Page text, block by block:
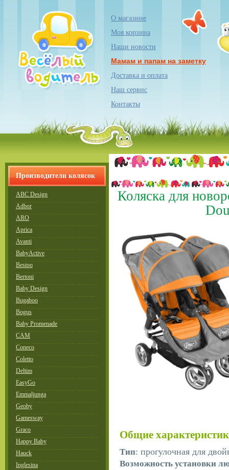
О магазине
Моя корзина
Наши новости
Мамам и папам на заметку
Доставка и оплата
Наш сервис
Контакты
Производители колясок
ABC Design
Adbor
ARO
Aprica
Avanti
BabyActive
Bestoo
Bertoni
Baby Design
Bugaboo
Bogus
Baby Promenade
CAM
Coneco
Coletto
Deltim
EasyGo
Emmaljunga
Geoby
Gamesway
Graco
Happy Baby
Hauck
Inglesina
Коляска для
Общие
Тип: прогулочная для
Возможность установки